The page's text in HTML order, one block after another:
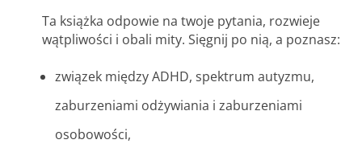
Ta książka odpowie na twoje pytania, rozwieje
wątpliwości i obali mity. Sięgnij po nią, a poznasz:
związek między ADHD, spektrum autyzmu,
zaburzeniami odżywiania i zaburzeniami
osobowości,